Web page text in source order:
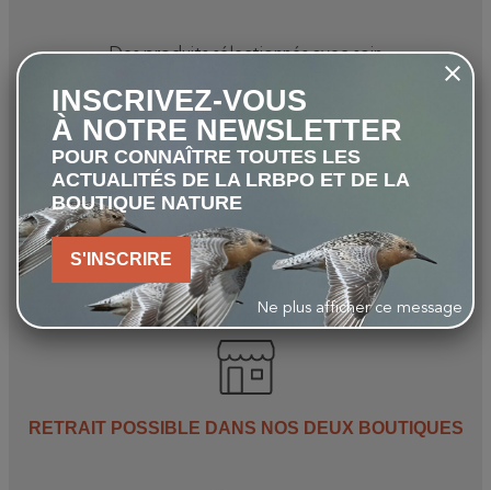
Des produits sélectionnés avec soin
LIVRAISON OFFERTE
Dès 80 €* (en Belgique)
* pour les commandes inférieures à 30kg
RETRAIT POSSIBLE DANS NOS DEUX BOUTIQUES
INSCRIVEZ-VOUS
À NOTRE NEWSLETTER
POUR CONNAÎTRE TOUTES LES
ACTUALITÉS DE LA LRBPO ET DE LA
BOUTIQUE NATURE
S'INSCRIRE
Ne plus afficher ce message